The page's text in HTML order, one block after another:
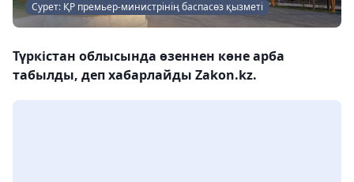
Сурет: ҚР премьер-министрінің баспасөз қызметі
Түркістан облысында өзеннен көне арба
табылды, деп хабарлайды Zakon.kz.